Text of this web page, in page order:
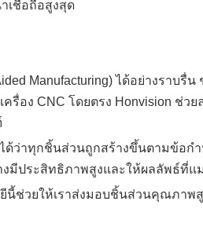
เชื่อถือสูงสุด
Manufacturing) ได้อย่างราบรื่
ง CNC โดยตรง Honvision ช่วย
ด้ว่าทุกชิ้นส่วนถูกสร้างขึ้นตามข้อก
มีประสิทธิภาพสูงและให้ผลลัพธ์ที่แ
ยีนี้ช่วยให้เราส่งมอบชิ้นส่วนคุณภา